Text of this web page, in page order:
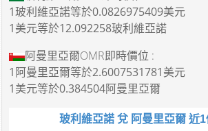
1玻利維亞諾等於0.0826975409美元
1美元等於12.092258玻利維亞諾
阿曼里亞爾OMR即時價位 :
1阿曼里亞爾等於2.6007531781美元
1美元等於0.384504阿曼里亞爾
玻利維亞諾 兌 阿曼里亞爾 近